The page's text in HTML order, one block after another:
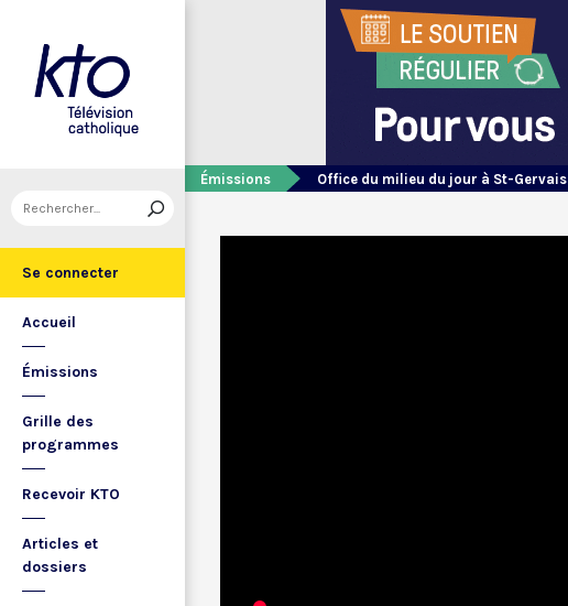
Se connecter
Accueil
Émissions
Grille des
programmes
Recevoir KTO
Articles et
dossiers
Émissions Office du milieu du jour à St-Gervais